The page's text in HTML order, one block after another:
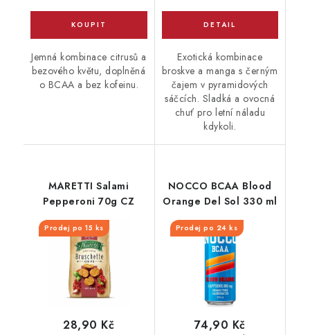
Jemná kombinace citrusů a
bezového květu, doplněná
o BCAA a bez kofeinu.
Exotická kombinace
broskve a manga s černým
čajem v pyramidových
sáčcích. Sladká a ovocná
chuť pro letní náladu
kdykoli.
MARETTI Salami
Pepperoni 70g CZ
Prodej po 15 ks
28,90 Kč
NOCCO BCAA Blood
Orange Del Sol 330 ml
Prodej po 24 ks
74,90 Kč